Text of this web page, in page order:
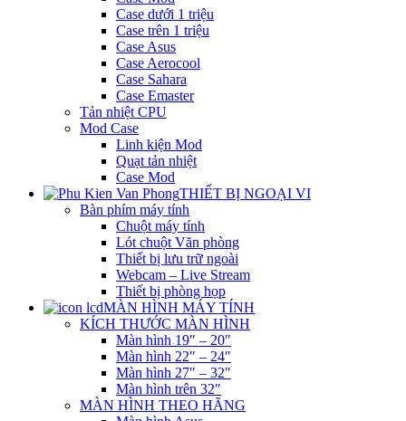
Case dưới 1 triệu
Case trên 1 triệu
Case Asus
Case Aerocool
Case Sahara
Case Emaster
Tản nhiệt CPU
Mod Case
Linh kiện Mod
Quạt tản nhiệt
Case Mod
THIẾT BỊ NGOẠI VI
Bàn phím máy tính
Chuột máy tính
Lót chuột Văn phòng
Thiết bị lưu trữ ngoài
Webcam – Live Stream
Thiết bị phòng họp
MÀN HÌNH MÁY TÍNH
KÍCH THƯỚC MÀN HÌNH
Màn hình 19″ – 20″
Màn hình 22″ – 24″
Màn hình 27″ – 32″
Màn hình trên 32″
MÀN HÌNH THEO HÃNG